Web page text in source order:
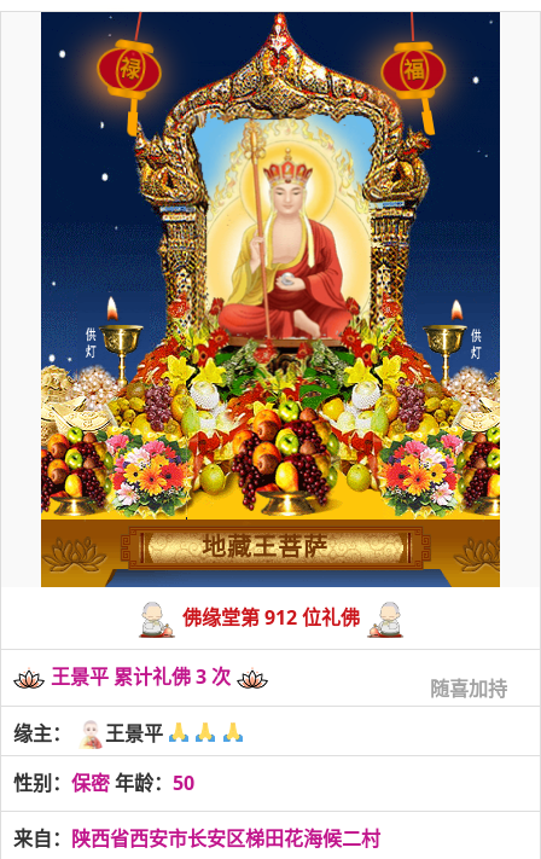
福
禄
地藏王菩萨
佛缘堂第 912 位礼佛
王景平 累计礼佛 3 次 随喜加持
缘主：
王景平
性别： 保密年龄： 50
来自： 陕西省西安市长安区梯田花海候二村